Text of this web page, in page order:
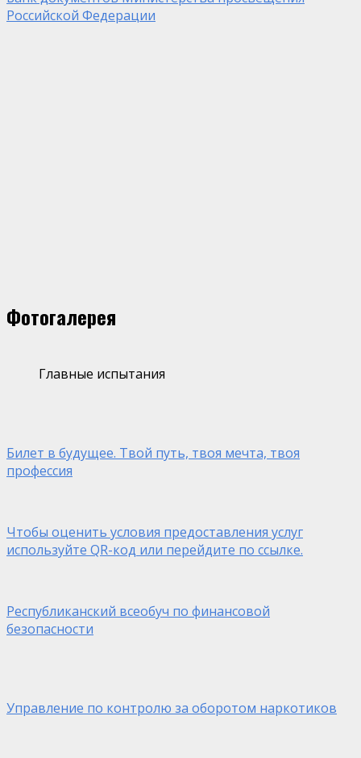
Российской Федерации
Фотогалерея
Главные испытания
Билет в будущее. Твой путь, твоя мечта, твоя
профессия
Чтобы оценить условия предоставления услуг
используйте QR-код или перейдите по ссылке.
Республиканский всеобуч по финансовой
безопасности
Управление по контролю за оборотом наркотиков